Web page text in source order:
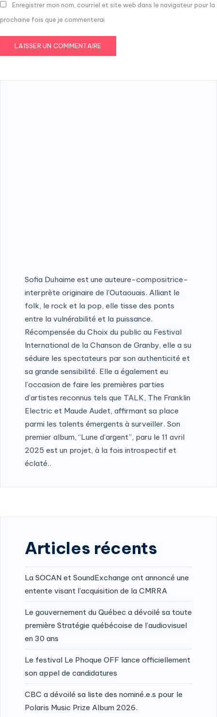
Enregistrer mon nom, courriel et site web dans le navigateur pour la
prochaine fois que je commenterai.
Sofia Duhaime est une auteure-compositrice-
interprète originaire de l’Outaouais. Alliant le
folk, le rock et la pop, elle tisse des ponts
entre la vulnérabilité et la puissance.
Récompensée du Choix du public au Festival
International de la Chanson de Granby, elle a su
séduire les spectateurs par son authenticité et
sa grande sensibilité. Elle a également eu
l’occasion de faire les premières parties
d’artistes reconnus tels que TALK, The Franklin
Electric et Maude Audet, affirmant sa place
parmi les talents émergents à surveiller. Son
premier album, “Lune d’argent”, paru le 11 avril
2025 est un projet, à la fois introspectif et
éclaté..
Articles récents
La SOCAN et SoundExchange ont annoncé une
entente visant l’acquisition de la CMRRA
Le gouvernement du Québec a dévoilé sa toute
première Stratégie québécoise de l’audiovisuel
en 30 ans
Le festival Le Phoque OFF lance officiellement
son appel de candidatures
CBC a dévoilé sa liste des nominé.e.s pour le
Polaris Music Prize Album 2026.